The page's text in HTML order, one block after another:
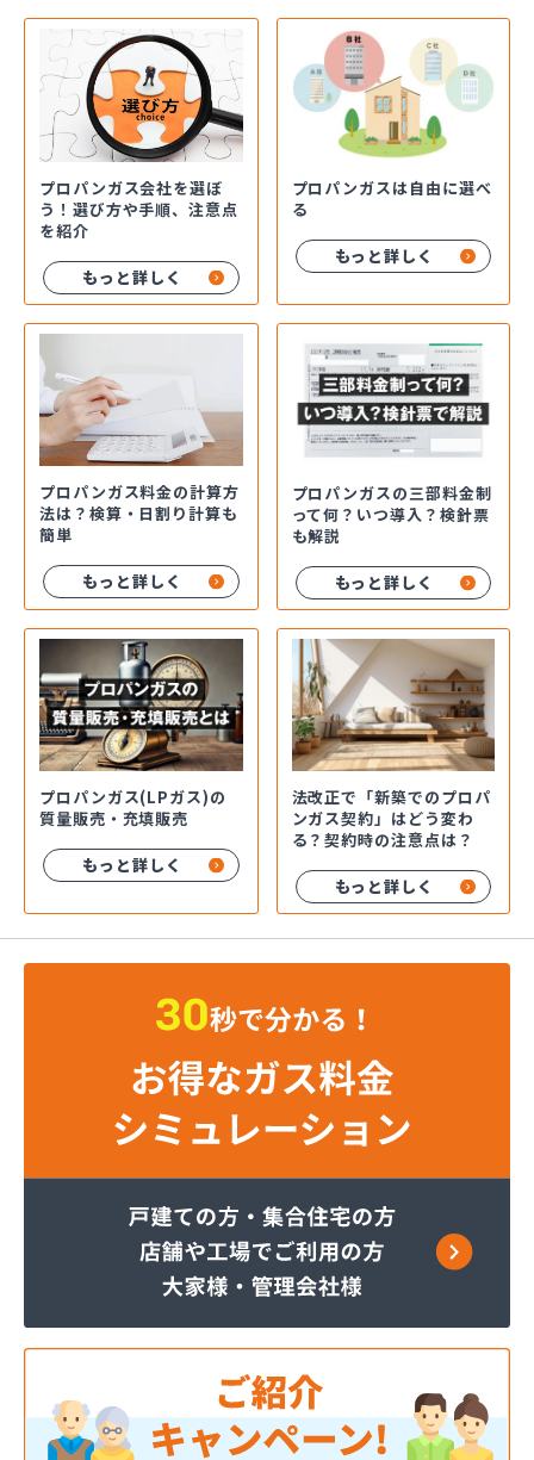
プロパンガス会社を選ぼ
う！選び方や手順、注意点
を紹介
もっと詳しく
プロパンガスは自由に選べ
る
もっと詳しく
プロパンガス料金の計算方
法は？検算・日割り計算も
簡単
もっと詳しく
プロパンガスの三部料金制
って何？いつ導入？検針票
も解説
もっと詳しく
プロパンガス(LPガス)の
質量販売・充填販売
もっと詳しく
法改正で「新築でのプロパ
ンガス契約」はどう変わ
る？契約時の注意点は？
もっと詳しく